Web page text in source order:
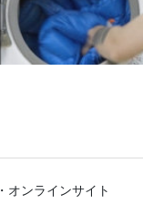
オンラインサイト